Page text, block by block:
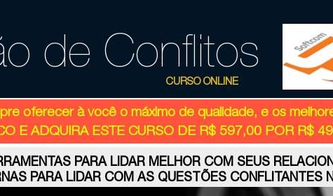
PARA LIDAR MELHOR COM SEUS
PARA LIDAR COM AS QUESTÕES CONFLITANTES
de Conflitos
CURSO ONLINE
oferecer à você o máximo de qualidade, e os
E ADQUIRA ESTE CURSO DE R$ 597,00 POR R$